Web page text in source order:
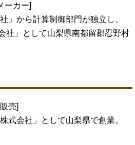
ーカー]
」から計算制御部門が独立し、
社」として山梨県南都留郡忍野村
売]
式会社」として山梨県で創業。